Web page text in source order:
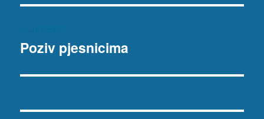
Sljedeća
Poziv pjesnicima